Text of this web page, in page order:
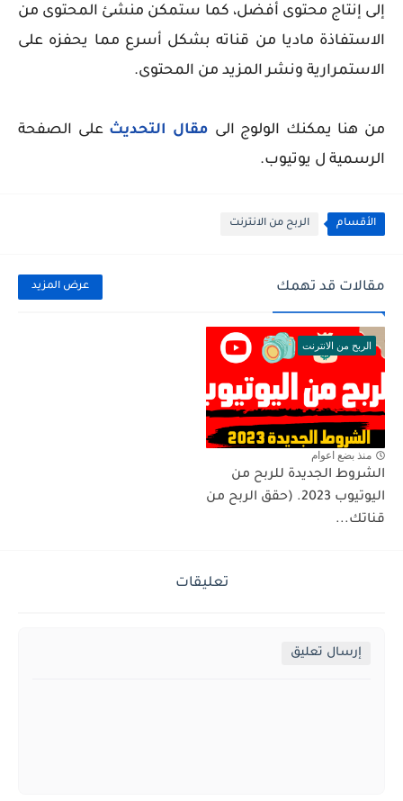
إلى إنتاج محتوى أفضل، كما ستمكن منشئ المحتوى من
الاستفاذة ماديا من قناته بشكل أسرع مما يحفزه على
الاستمرارية ونشر المزيد من المحتوى.
من هنا يمكنك الولوج الى مقال التحديث على الصفحة
الرسمية ل يوتيوب.
الأقسام الربح من الانترنت
مقالات قد تهمك عرض المزيد
الربح من الانترنت
منذ بضع اعوام
الشروط الجديدة للربح من
اليوتيوب 2023. (حقق الربح من
قناتك...
تعليقات
إرسال تعليق